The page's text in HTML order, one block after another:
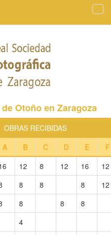
Otoño en Zaragoza
OBRAS RECIBIDAS
A B C D E
F
12 8 12 16
12
8 8 8
12
8 8
8
4